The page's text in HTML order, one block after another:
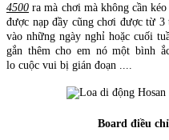
4500 ra mà chơi mà không cần
được nạp đầy cũng chơi được từ
vào những ngày nghỉ hoặc cuối
gắn thêm cho em nó một bình
lo cuộc vui bị gián đoạn ....
Board điều